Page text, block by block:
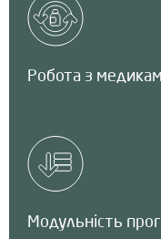
Робота з
Модульність